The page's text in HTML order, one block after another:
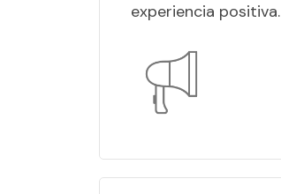
experiencia positiva.